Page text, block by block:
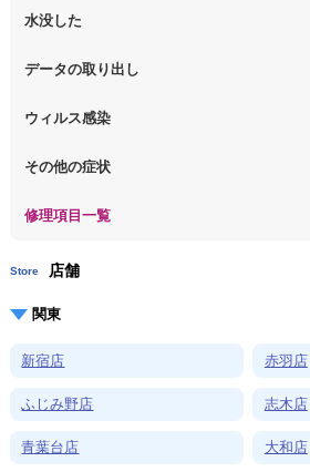
【macbook】症状が選択肢にない、よく分か
【macbook】パソコンから異音がする
水没した
【macbook】水没してパソコンが動かない
データの取り出し
【macbook】起動しないパソコンのデータを
ウィルス感染
【macbook】特定のプログラムを削除したい
その他の症状
修理項目一覧
Store 店舗
関東
新宿店 赤羽店
ふじみ野店 志木店
青葉台店 大和店